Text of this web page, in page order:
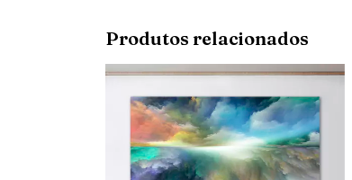
Produtos relacionados